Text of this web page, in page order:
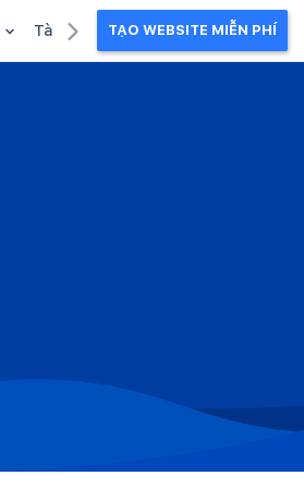
Tài liệu kinh doanhTẠO WEBSITE MIỄN PHÍ